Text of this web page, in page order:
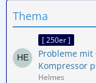
Thema
[ 250er ]
Probleme
Kompressor
Helmes